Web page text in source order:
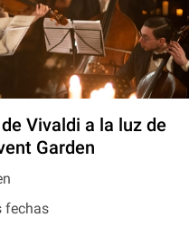
Vivaldi a la luz de
Garden
fechas